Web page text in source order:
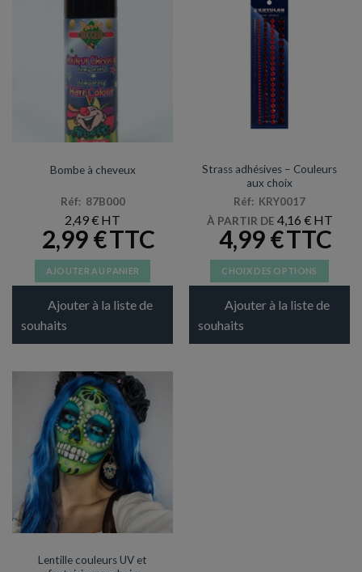
Bombe à cheveux
Réf: 87B000
2,49€
2,99€
AJOUTER AU PANIER
Ajouter à la liste de
souhaits
Strass adhésives – Couleurs
aux choix
Réf: KRY0017
À PARTIR DE 4,16 €
4,99€
CHOIX DES OPTIONS
Ce
produit
Ajouter à la liste de
souhaits
Lentille couleurs UV et